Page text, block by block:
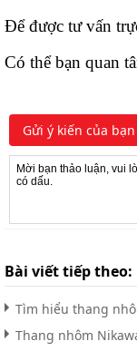
Để được tư vấn
Có thể bạn quan
Gửi ý kiến của bạn
Bài viết tiếp theo:
Tìm hiểu thang
Thang nhôm